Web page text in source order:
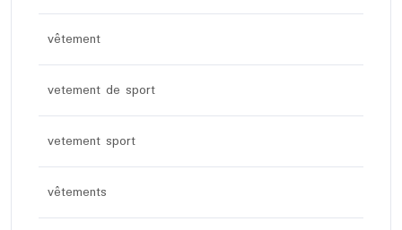
vêtement
vetement de sport
vetement sport
vêtements